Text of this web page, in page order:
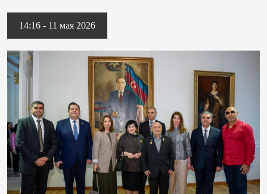
14:16 - 11 мая 2026